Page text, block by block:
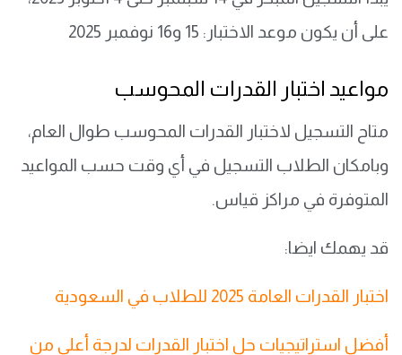
على أن يكون موعد الاختبار: 15 و16 نوفمبر 2025
مواعيد اختبار القدرات المحوسب
متاح التسجيل لاختبار القدرات المحوسب طوال العام،
وبامكان الطلاب التسجيل في أي وقت حسب المواعيد
المتوفرة في مراكز قياس.
قد يهمك ايضا:
اختبار القدرات العامة 2025 للطلاب في السعودية
أفضل استراتيجيات حل اختبار القدرات لدرجة أعلى من